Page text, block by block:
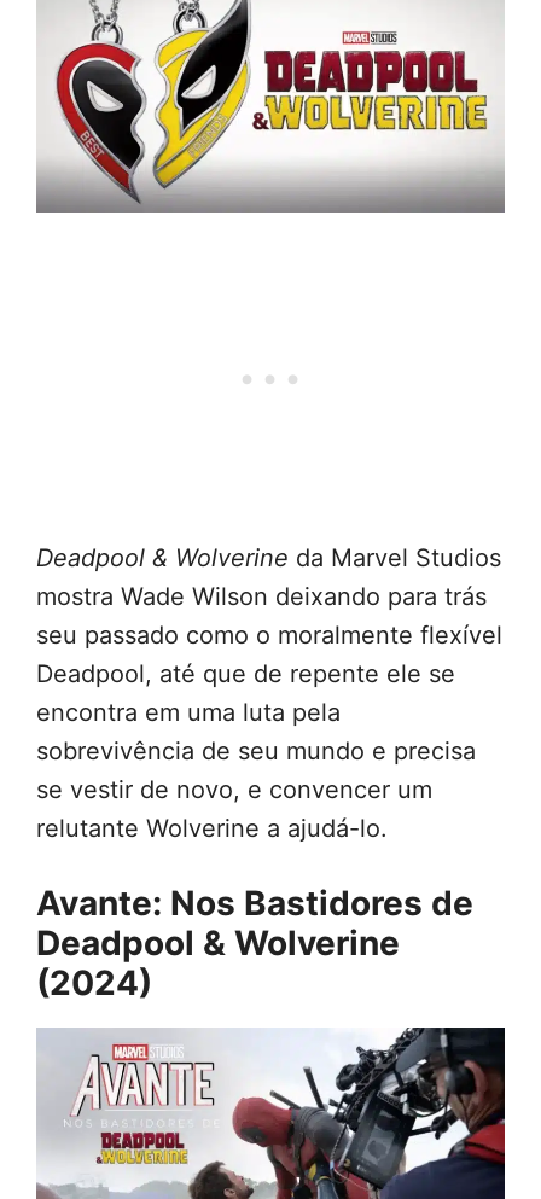
Deadpool & Wolverine da Marvel Studios
mostra Wade Wilson deixando para trás
seu passado como o moralmente flexível
Deadpool, até que de repente ele se
encontra em uma luta pela
sobrevivência de seu mundo e precisa
se vestir de novo, e convencer um
relutante Wolverine a ajudá-lo.
Avante: Nos Bastidores de
Deadpool & Wolverine
(2024)